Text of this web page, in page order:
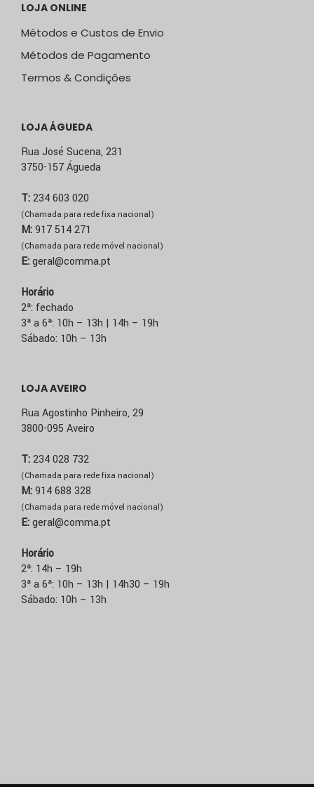
LOJA ONLINE
Métodos e Custos de Envio
Métodos de Pagamento
Termos & Condições
LOJA ÁGUEDA
Rua José Sucena, 231
3750-157 Águeda
T:234 603 020
(Chamada para rede fixa nacional)
M:917 514 271
(Chamada para rede móvel nacional)
E:geral@comma.pt
Horário
2ª: fechado
3ª a 6ª: 10h – 13h | 14h – 19h
Sábado: 10h – 13h
LOJA AVEIRO
Rua Agostinho Pinheiro, 29
3800-095 Aveiro
T:234 028 732
(Chamada para rede fixa nacional)
M:914 688 328
(Chamada para rede móvel nacional)
E:geral@comma.pt
Horário
2ª: 14h – 19h
3ª a 6ª: 10h – 13h | 14h30 – 19h
Sábado: 10h – 13h